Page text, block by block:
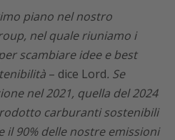
piano nel nostro
nel quale riuniamo i
scambiare idee e best
– dice Lord. Se
nel 2021, quella del 2024
carburanti sostenibili
il 90% delle nostre emissioni